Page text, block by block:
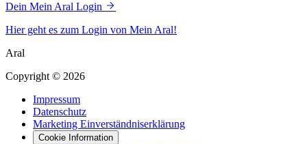
Dein Mein Aral Login
Hier geht es zum Login von Mein Aral!
Aral
Copyright © 2026
Impressum
Datenschutz
Marketing Einverständniserklärung
Cookie Information